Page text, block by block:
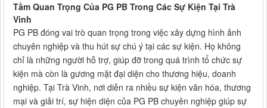
Tầm Quan Trọng Của PG PB Trong Các Sự Kiện Tại Trà
Vinh
PG PB đóng vai trò quan trọng trong việc xây dựng hình ảnh
chuyên nghiệp và thu hút sự chú ý tại các sự kiện. Họ không
chỉ là những người hỗ trợ, giúp đỡ trong quá trình tổ chức sự
kiện mà còn là gương mặt đại diện cho thương hiệu, doanh
nghiệp. Tại Trà Vinh, nơi diễn ra nhiều sự kiện văn hóa, thương
mại và giải trí, sự hiện diện của PG PB chuyên nghiệp giúp sự